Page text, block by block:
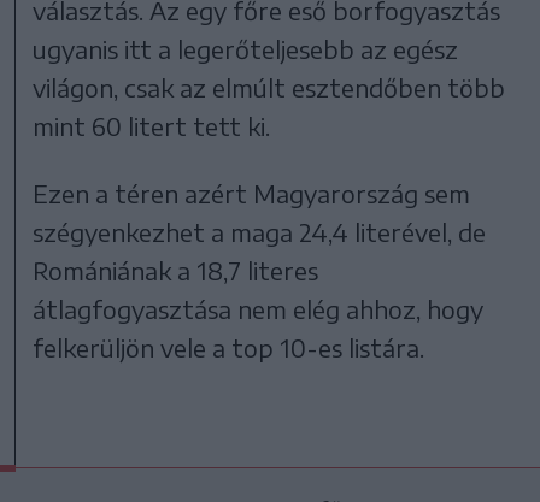
választás. Az egy főre eső borfogyasztás
ugyanis itt a legerőteljesebb az egész
világon, csak az elmúlt esztendőben több
mint 60 litert tett ki.
Ezen a téren azért Magyarország sem
szégyenkezhet a maga 24,4 literével, de
Romániának a 18,7 literes
átlagfogyasztása nem elég ahhoz, hogy
felkerüljön vele a top 10-es listára.